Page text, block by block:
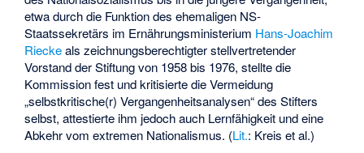
etwa durch die Funktion des ehemaligen NS-
Staatssekretärs im Ernährungsministerium Hans-Joachim
Rieckeals zeichnungsberechtigter stellvertretender
Vorstand der Stiftung von 1958 bis 1976, stellte die
Kommission fest und kritisierte die Vermeidung
„selbstkritische(r) Vergangenheitsanalysen“ des Stifters
selbst, attestierte ihm jedoch auch Lernfähigkeit und eine
Abkehr vom extremen Nationalismus. (Lit.: Kreis et al.)